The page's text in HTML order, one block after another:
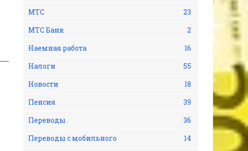
МТС
23
МТС Банк
2
Наемная работа
16
Налоги
55
Новости
18
Пенсия
39
Переводы
36
Переводы с мобильного
14